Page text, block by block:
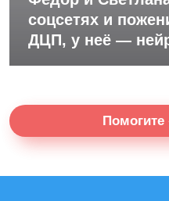
соцсетях и
ДЦП, у неё —